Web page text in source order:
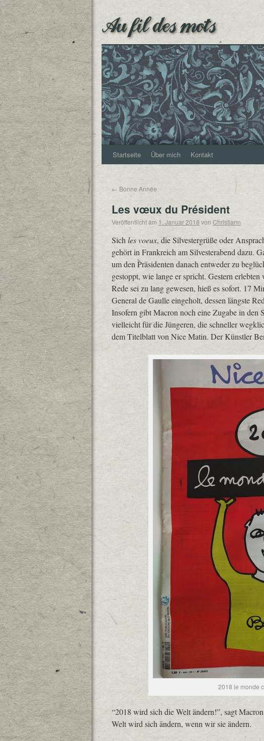
Au fil des mots
Startseite Über mich Kontakt
← Bonne Année
Les vœux du Président
Veröffentlicht am 1. Januar 2018 von Christjann
Sich les voeux, die Silvestergrüße oder
gehört in Frankreich am Silvesterabend dazu.
um den Präsidenten danach entweder zu
gestoppt, wie lange er spricht. Gestern erlebten
Rede sei zu lang gewesen, hieß es sofort. 17
General de Gaulle eingeholt, dessen längste
Insofern gibt Macron noch eine Zugabe in den
vielleicht für die Jüngeren, die schneller
dem Titelblatt von Nice Matin. Der Künstler
2018 le monde
“2018 wird sich die Welt ändern!”, sagt
Welt wird sich ändern, wenn wir sie ändern.